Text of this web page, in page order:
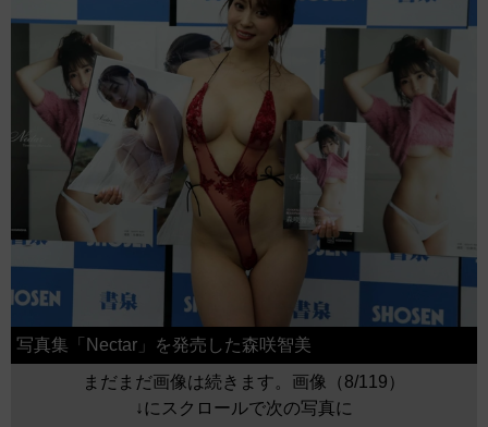
写真集「Nectar」を発売した森咲智美
まだまだ画像は続きます。画像（8/119）
↓にスクロールで次の写真に